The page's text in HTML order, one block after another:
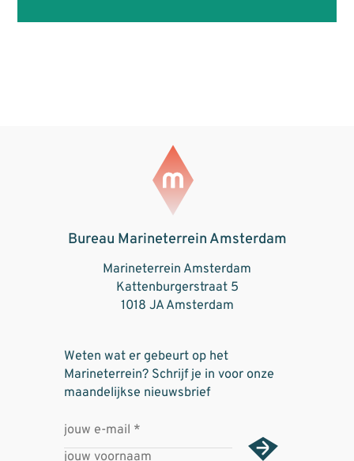
Bureau Marineterrein Amsterdam
Marineterrein Amsterdam
Kattenburgerstraat 5
1018 JA Amsterdam
Weten wat er gebeurt op het
Marineterrein? Schrijf je in voor onze
maandelijkse nieuwsbrief